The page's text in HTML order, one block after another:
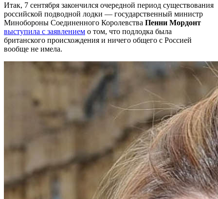
Итак, 7 сентября закончился очередной период существования
российской подводной лодки — государственный министр
Минобороны Соединенного Королевства Пенни Мордонт
выступила с заявлением о том, что подлодка была
британского происхождения и ничего общего с Россией
вообще не имела.